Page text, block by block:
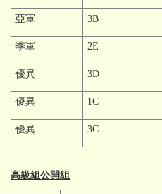
亞軍 3B
季軍 2E
優異 3D
優異 1C
優異 3C
高級組公開組